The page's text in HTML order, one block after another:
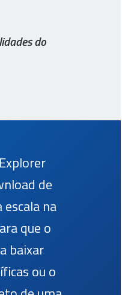
do
de
na
que o
baixar
ou o